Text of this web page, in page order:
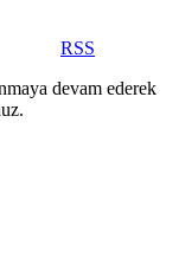
RSS
devam ederek